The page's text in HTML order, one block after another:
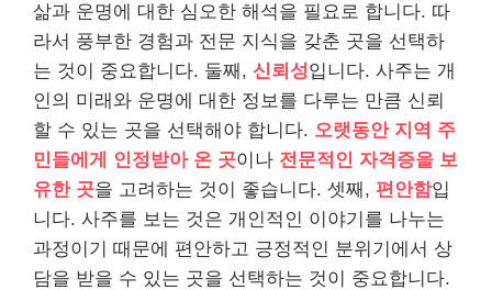
삶과 운명에 대한 심오한 해석을 필요로 합니다. 따
라서 풍부한 경험과 전문 지식을 갖춘 곳을 선택하
는 것이 중요합니다. 둘째, 신뢰성입니다. 사주는 개
인의 미래와 운명에 대한 정보를 다루는 만큼 신뢰
할 수 있는 곳을 선택해야 합니다. 오랫동안 지역 주
민들에게 인정받아 온 곳이나 전문적인 자격증을 보
유한 곳을 고려하는 것이 좋습니다. 셋째, 편안함입
니다. 사주를 보는 것은 개인적인 이야기를 나누는
과정이기 때문에 편안하고 긍정적인 분위기에서 상
담을 받을 수 있는 곳을 선택하는 것이 중요합니다.